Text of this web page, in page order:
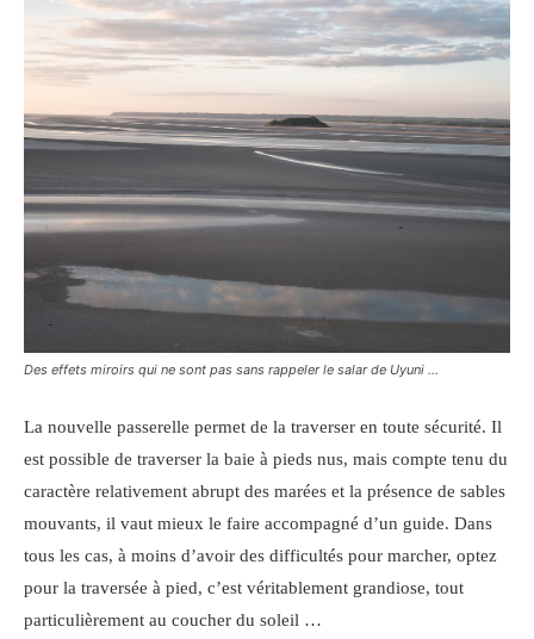
Des effets miroirs qui ne sont pas sans rappeler le salar de Uyuni …
La nouvelle passerelle permet de la traverser en toute sécurité. Il
est possible de traverser la baie à pieds nus, mais compte tenu du
caractère relativement abrupt des marées et la présence de sables
mouvants, il vaut mieux le faire accompagné d’un guide. Dans
tous les cas, à moins d’avoir des difficultés pour marcher, optez
pour la traversée à pied, c’est véritablement grandiose, tout
particulièrement au coucher du soleil …